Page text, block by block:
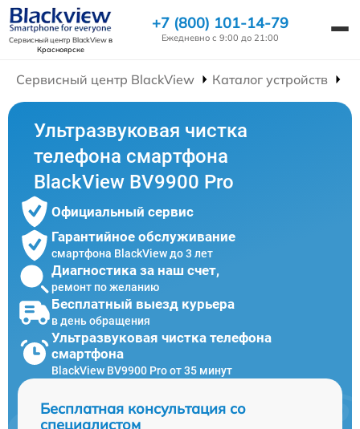
Сервисный центр BlackViewв
Красноярске
+7 (800) 101-14-79
Ежедневно с 9:00 до 21:00
Сервисный центр BlackView Каталог устройств
Ультразвуковая чистка
телефона смартфона
BlackView BV9900 Pro
Официальный сервис
Гарантийное обслуживание
смартфона BlackView до 3 лет
Диагностика за наш счет,
ремонт по желанию
Бесплатный выезд курьера
в день обращения
Ультразвуковая чистка телефона
смартфона
BlackView BV9900 Pro от 35 минут
Бесплатная консультация со
специалистом